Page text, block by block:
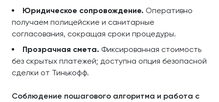
Юридическое сопровождение. Оперативно
получаем полицейские и санитарные
согласования, сокращая сроки процедуры.
Прозрачная смета. Фиксированная стоимость
без скрытых платежей; доступна опция безопасной
сделки от Тинькофф.
Соблюдение пошагового алгоритма и работа с